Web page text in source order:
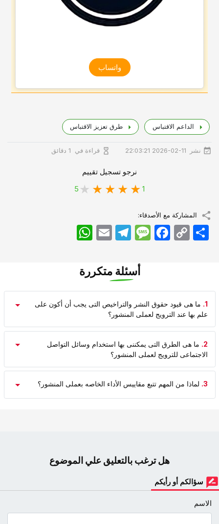
واتساب
الداعم الاقتباس طرق تعزیز الاقتباس
نشر 2026-02-11 22:03:21 قراءة في 1 دقائق
نرجو تسجيل تقييم
1
5
المشاركة مع الأصدقاء:
WhatsApp Email
TelegramMessageFacebook Copy
Link
اشتراک
أسئلة متكررة
1. ما هی قیود حقوق النشر والتراخیص التی یجب أن أکون على
علم بها عند الترویج لعملی المنشور؟
2. ما هی الطرق التی یمکننی بها استخدام وسائل التواصل
الاجتماعی للترویج لعملی المنشور؟
3. لماذا من المهم تتبع مقاییس الأداء الخاصه بعملی المنشور؟
هل ترغب بالتعليق علي الموضوع
سؤالكم أو رأيكم
الاسم